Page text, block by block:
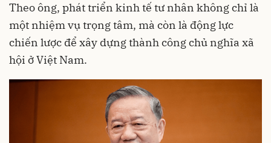
Theo ông, phát triển kinh tế tư nhân không chỉ là
một nhiệm vụ trọng tâm, mà còn là động lực
chiến lược để xây dựng thành công chủ nghĩa xã
hội ở Việt Nam.